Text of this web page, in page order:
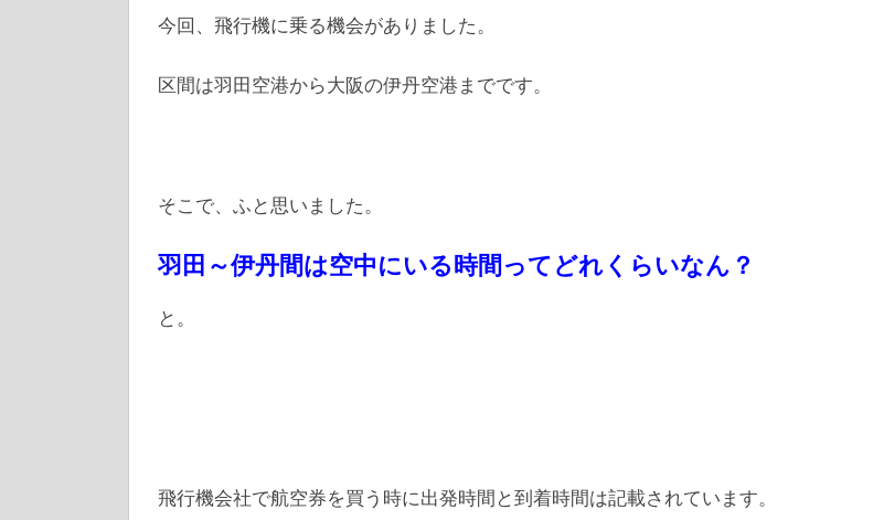
今回、飛行機に乗る機会がありました。
区間は羽田空港から大阪の伊丹空港までです。
そこで、ふと思いました。
羽田～伊丹間は空中にいる時間ってどれくらいなん？
と。
飛行機会社で航空券を買う時に出発時間と到着時間は記載されています。